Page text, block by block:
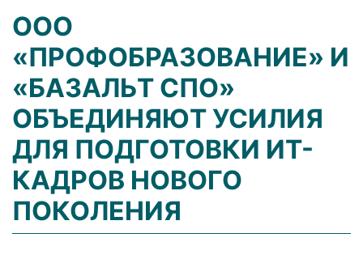
ООО
«ПРОФОБРАЗОВАНИЕ» И
«БАЗАЛЬТ СПО»
ОБЪЕДИНЯЮТ УСИЛИЯ
ДЛЯ ПОДГОТОВКИ ИТ-
КАДРОВ НОВОГО
ПОКОЛЕНИЯ